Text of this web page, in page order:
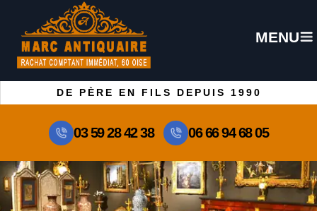
MENU
DE PÈRE EN FILS DEPUIS 1990
03 59 28 42 38 06 66 94 68 05